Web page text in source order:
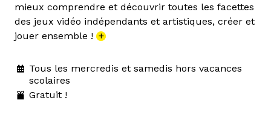
mieux comprendre et découvrir toutes les facettes
des jeux vidéo indépendants et artistiques, créer et
jouer ensemble ! +
Tous les mercredis et samedis hors vacances
scolaires
Gratuit !